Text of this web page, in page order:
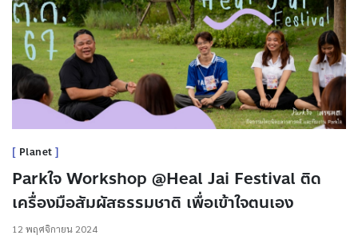
Planet
Parkใจ Workshop @Heal Jai Festival ติด
เครื่องมือสัมผัสธรรมชาติ เพื่อเข้าใจตนเอง
12 พฤศจิกายน 2024